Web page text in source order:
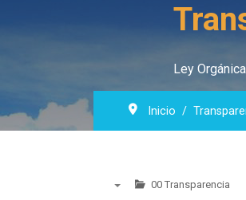
Ley
Inicio
00 Transparencia